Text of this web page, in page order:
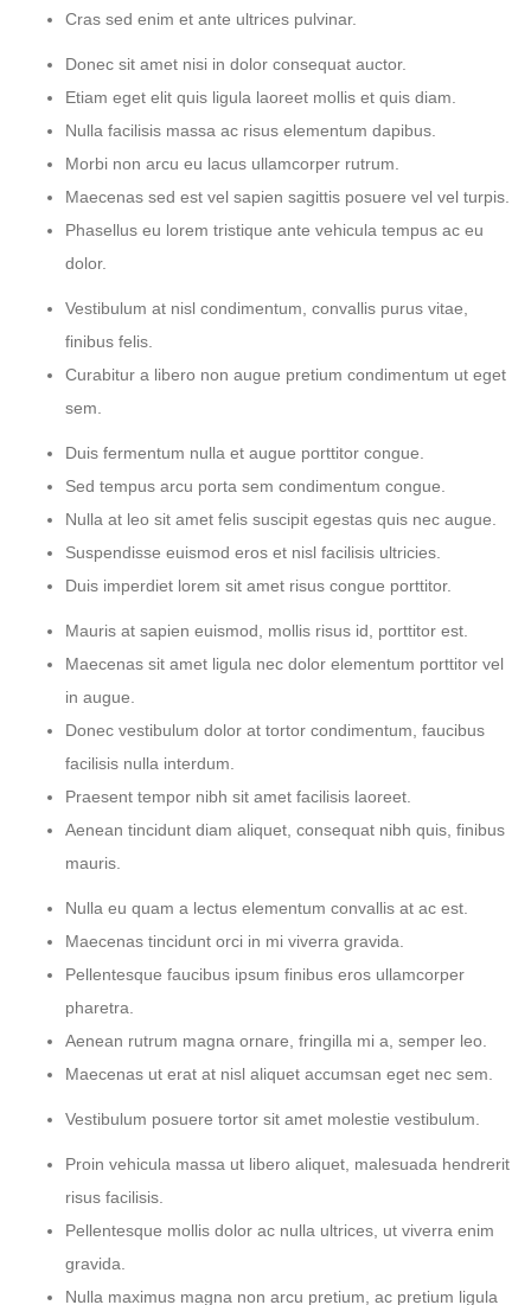
Cras sed enim et ante ultrices pulvinar.
Donec sit amet nisi in dolor consequat auctor.
Etiam eget elit quis ligula laoreet mollis et quis diam.
Nulla facilisis massa ac risus elementum dapibus.
Morbi non arcu eu lacus ullamcorper rutrum.
Maecenas sed est vel sapien sagittis posuere vel vel turpis.
Phasellus eu lorem tristique ante vehicula tempus ac eu
dolor.
Vestibulum at nisl condimentum, convallis purus vitae,
finibus felis.
Curabitur a libero non augue pretium condimentum ut eget
sem.
Duis fermentum nulla et augue porttitor congue.
Sed tempus arcu porta sem condimentum congue.
Nulla at leo sit amet felis suscipit egestas quis nec augue.
Suspendisse euismod eros et nisl facilisis ultricies.
Duis imperdiet lorem sit amet risus congue porttitor.
Mauris at sapien euismod, mollis risus id, porttitor est.
Maecenas sit amet ligula nec dolor elementum porttitor vel
in augue.
Donec vestibulum dolor at tortor condimentum, faucibus
facilisis nulla interdum.
Praesent tempor nibh sit amet facilisis laoreet.
Aenean tincidunt diam aliquet, consequat nibh quis, finibus
mauris.
Nulla eu quam a lectus elementum convallis at ac est.
Maecenas tincidunt orci in mi viverra gravida.
Pellentesque faucibus ipsum finibus eros ullamcorper
pharetra.
Aenean rutrum magna ornare, fringilla mi a, semper leo.
Maecenas ut erat at nisl aliquet accumsan eget nec sem.
Vestibulum posuere tortor sit amet molestie vestibulum.
Proin vehicula massa ut libero aliquet, malesuada hendrerit
risus facilisis.
Pellentesque mollis dolor ac nulla ultrices, ut viverra enim
gravida.
Nulla maximus magna non arcu pretium, ac pretium ligula